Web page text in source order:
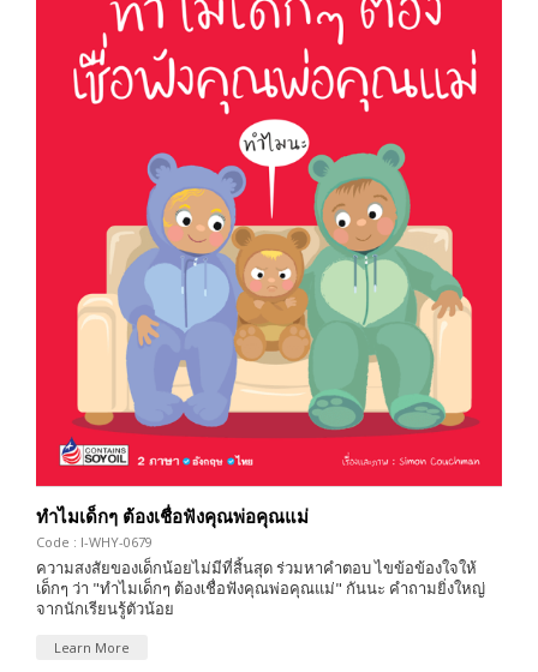
ทำไมเด็กๆ ต้องเชื่อฟังคุณพ่อคุณแม่
Code : I-WHY-0679
ความสงสัยของเด็กน้อยไม่มีที่สิ้นสุด ร่วมหาคำตอบ ไขข้อข้องใจให้
เด็กๆ ว่า "ทำไมเด็กๆ ต้องเชื่อฟังคุณพ่อคุณแม่" กันนะ คำถามยิ่งใหญ่
จากนักเรียนรู้ตัวน้อย
Learn More